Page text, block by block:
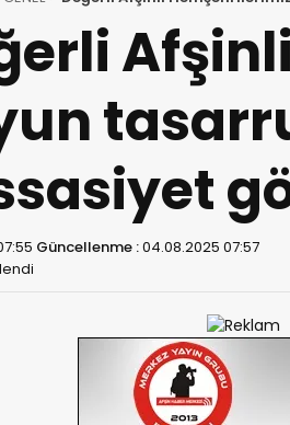
Güncellenme :04.08.2025 07:57